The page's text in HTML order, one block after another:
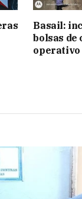
Basail:
bolsas de
operativo